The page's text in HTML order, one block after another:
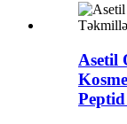
Asetil